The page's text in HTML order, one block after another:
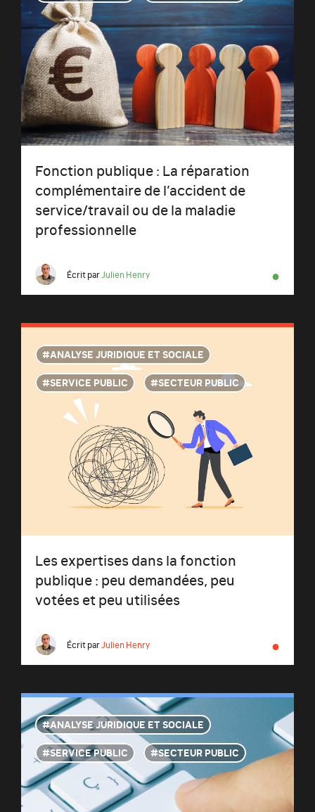
Fonction publique : La réparation
complémentaire de l’accident de
service/travail ou de la maladie
professionnelle
Écrit parJulien Henry ●
ANALYSE JURIDIQUE ET SOCIALE
SERVICE PUBLIC
SECTEUR PUBLIC
Les expertises dans la fonction
publique : peu demandées, peu
votées et peu utilisées
Écrit parJulien Henry ●
ANALYSE JURIDIQUE ET SOCIALE
SERVICE PUBLIC
SECTEUR PUBLIC